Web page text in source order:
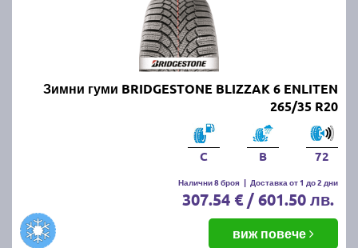
Зимни гуми BRIDGESTONE BLIZZAK 6 ENLITEN
265/35 R20
C B 72
Налични 8 броя | Доставка от 1 до 2 дни
307.54 € / 601.50 лв.
виж повече